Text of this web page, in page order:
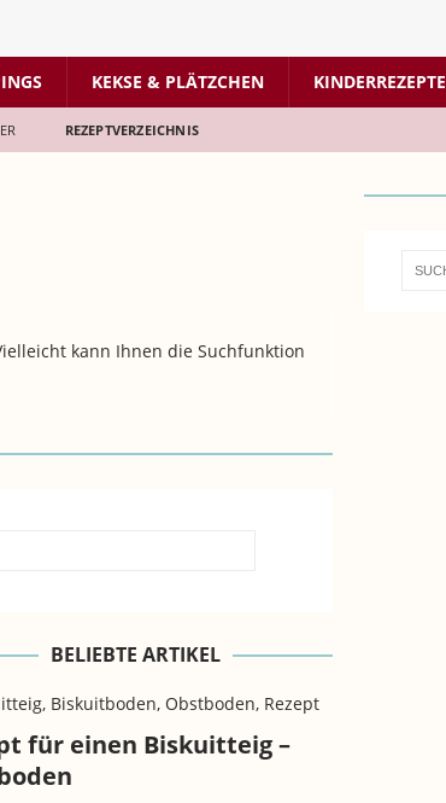
KEKSE & PLÄTZCHEN KINDERREZEPTE
REZEPTVERZEICHNIS
kann Ihnen die Suchfunktion
BELIEBTE ARTIKEL
für einen Biskuitteig –